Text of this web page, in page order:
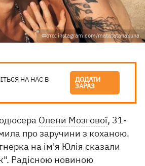
Фото: instagram.com/matatatahakuna
НА НАС В ДОДАТИ
ЗАРАЗ
Олени Мозгової, 31-
про заручини з коханою.
на ім'я Юлія сказали
Радісною новиною